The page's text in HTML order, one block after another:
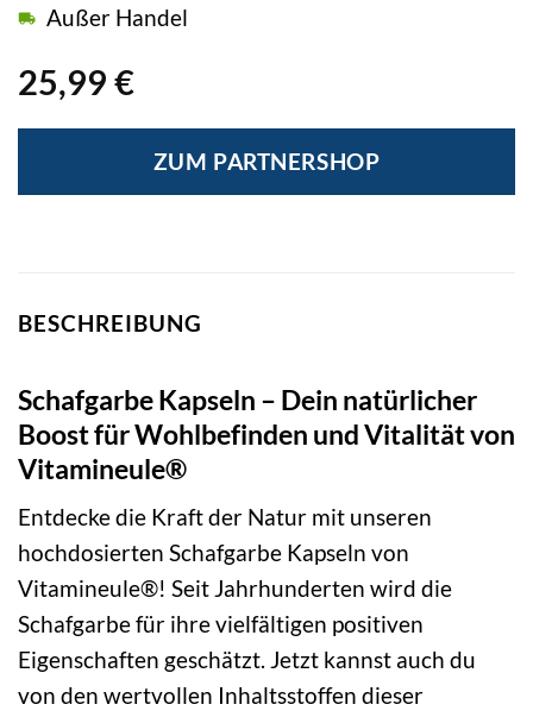
25,99 €
Außer Handel
ZUM PARTNERSHOP
BESCHREIBUNG
Schafgarbe Kapseln – Dein natürlicher
Boost für Wohlbefinden und Vitalität von
Vitamineule®
Entdecke die Kraft der Natur mit unseren
hochdosierten Schafgarbe Kapseln von
Vitamineule®! Seit Jahrhunderten wird die
Schafgarbe für ihre vielfältigen positiven
Eigenschaften geschätzt. Jetzt kannst auch du
von den wertvollen Inhaltsstoffen dieser